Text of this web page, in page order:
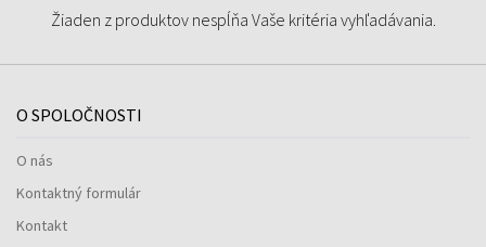
Žiaden z produktov nespĺňa Vaše kritéria vyhľadávania.
O SPOLOČNOSTI
O nás
Kontaktný formulár
Kontakt